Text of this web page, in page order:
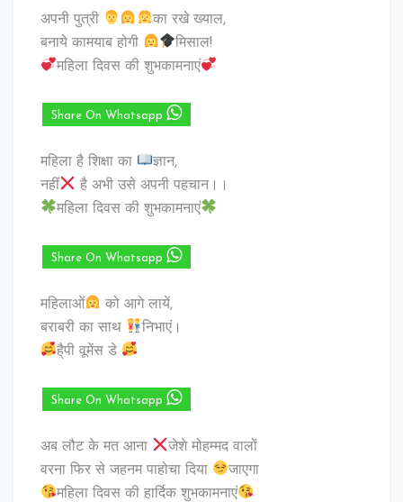
अपनी पुत्री
का रखे ख्याल,
बनाये कामयाब होगी
मिसाल!
महिला दिवस की शुभकामनाएं
Share On Whatsapp
महिला है शिक्षा का
ज्ञान,
नहीं
है अभी उसे अपनी पहचान।।
महिला दिवस की शुभकामनाएं
Share On Whatsapp
महिलाओं
को आगे लायें,
बराबरी का साथ
निभाएं।
है्पी वूमेंस डे
Share On Whatsapp
अब लौट के मत आना
जेशे मोहम्मद वालों
वरना फिर से जहनम पाहोचा दिया
जाएगा
महिला दिवस की हार्दिक शुभकामनाएं